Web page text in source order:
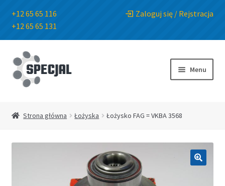
+12 65 65 116
+12 65 65 131
Zaloguj się / Rejstracja
Przejdź
do
nawigacji
Przejdź
do
treści
Menu
Strona główna Łożyska Łożysko FAG = VKBA 3568